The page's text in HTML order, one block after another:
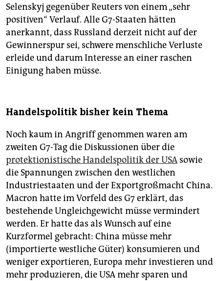
Selenskyj gegenüber Reuters von einem „sehr
positiven“ Verlauf. Alle G7-Staaten hätten
anerkannt, dass Russland derzeit nicht auf der
Gewinnerspur sei, schwere menschliche Verluste
erleide und darum Interesse an einer raschen
Einigung haben müsse.
Handelspolitik bisher kein Thema
Noch kaum in Angriff genommen waren am
zweiten G7-Tag die Diskussionen über die
protektionistische Handelspolitik der USA sowie
die Spannungen zwischen den westlichen
Industriestaaten und der Exportgroßmacht China.
Macron hatte im Vorfeld des G7 erklärt, das
bestehende Ungleichgewicht müsse vermindert
werden. Er hatte das als Wunsch auf eine
Kurzformel gebracht: China müsse mehr
(importierte westliche Güter) konsumieren und
weniger exportieren, Europa mehr investieren und
mehr produzieren, die USA mehr sparen und